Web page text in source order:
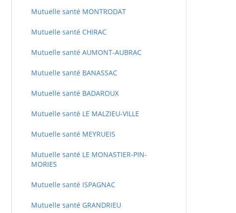
Mutuelle santé MONTRODAT
Mutuelle santé CHIRAC
Mutuelle santé AUMONT-AUBRAC
Mutuelle santé BANASSAC
Mutuelle santé BADAROUX
Mutuelle santé LE MALZIEU-VILLE
Mutuelle santé MEYRUEIS
Mutuelle santé LE MONASTIER-PIN-
MORIES
Mutuelle santé ISPAGNAC
Mutuelle santé GRANDRIEU